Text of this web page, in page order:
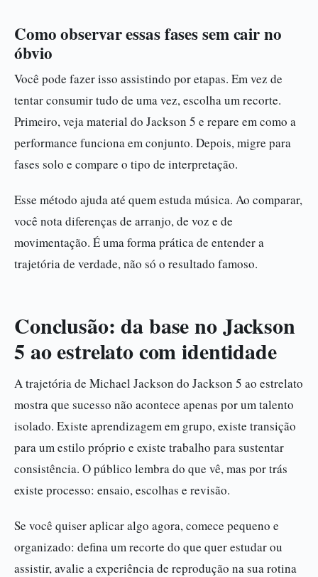
Como observar essas fases sem cair no
óbvio
Você pode fazer isso assistindo por etapas. Em vez de
tentar consumir tudo de uma vez, escolha um recorte.
Primeiro, veja material do Jackson 5 e repare em como a
performance funciona em conjunto. Depois, migre para
fases solo e compare o tipo de interpretação.
Esse método ajuda até quem estuda música. Ao comparar,
você nota diferenças de arranjo, de voz e de
movimentação. É uma forma prática de entender a
trajetória de verdade, não só o resultado famoso.
Conclusão: da base no Jackson
5 ao estrelato com identidade
A trajetória de Michael Jackson do Jackson 5 ao estrelato
mostra que sucesso não acontece apenas por um talento
isolado. Existe aprendizagem em grupo, existe transição
para um estilo próprio e existe trabalho para sustentar
consistência. O público lembra do que vê, mas por trás
existe processo: ensaio, escolhas e revisão.
Se você quiser aplicar algo agora, comece pequeno e
organizado: defina um recorte do que quer estudar ou
assistir, avalie a experiência de reprodução na sua rotina